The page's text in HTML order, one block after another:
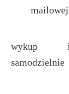
wykup
samodzielnie